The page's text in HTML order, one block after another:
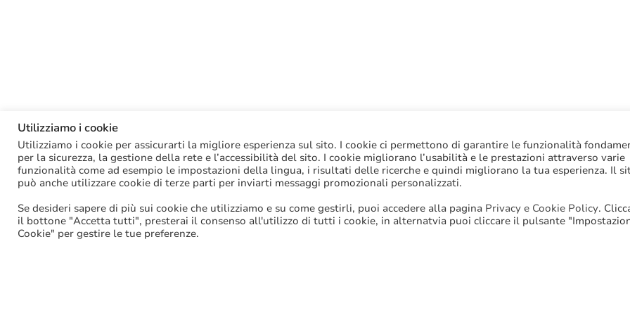
Utilizziamo i cookie
Utilizziamo i cookie per assicurarti la migliore esperienza sul sito. I cookie ci permettono di garantire le funzionalità
per la sicurezza, la gestione della rete e l’accessibilità del sito. I cookie migliorano l’usabilità e le prestazioni attraverso varie
funzionalità come ad esempio le impostazioni della lingua, i risultati delle ricerche e quindi migliorano la tua esperienza. Il
può anche utilizzare cookie di terze parti per inviarti messaggi promozionali personalizzati.
Se desideri sapere di più sui cookie che utilizziamo e su come gestirli, puoi accedere alla pagina Privacy e Cookie Policy.
il bottone "Accetta tutti", presterai il consenso all'utilizzo di tutti i cookie, in alternatvia puoi cliccare il pulsante
Cookie" per gestire le tue preferenze.